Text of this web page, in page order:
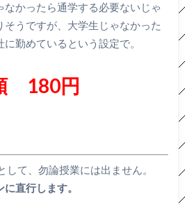
なかったら通学する必要ないじゃ
そうですが、大学生じゃなかった
勤めているという設定で。
180円
て、勿論授業には出ません。
直行します。